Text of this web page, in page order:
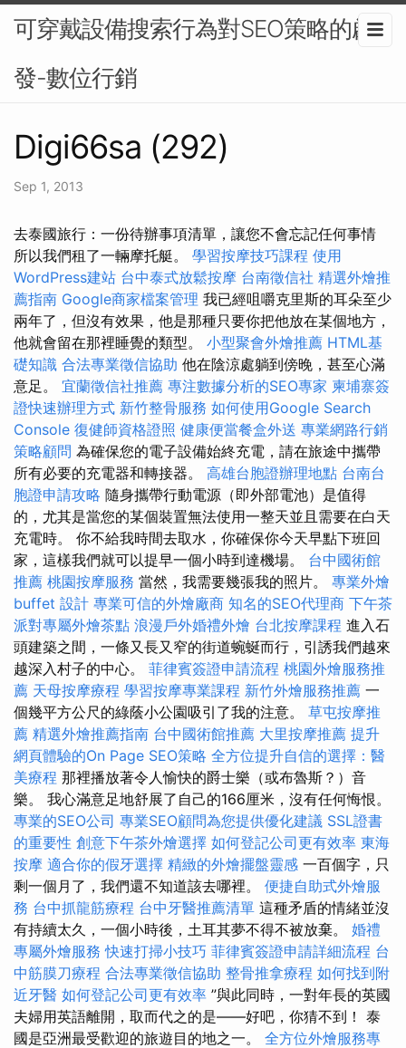
可穿戴設備搜索行為對SEO策略的啟
發-數位行銷
Digi66sa (292)
Sep 1, 2013
去泰國旅行：一份待辦事項清單，讓您不會忘記任何事情
所以我們租了一輛摩托艇。 學習按摩技巧課程 使用
WordPress建站 台中泰式放鬆按摩 台南徵信社 精選外燴推
薦指南 Google商家檔案管理 我已經咀嚼克里斯的耳朵至少
兩年了，但沒有效果，他是那種只要你把他放在某個地方，
他就會留在那裡睡覺的類型。 小型聚會外燴推薦 HTML基
礎知識 合法專業徵信協助 他在陰涼處躺到傍晚，甚至心滿
意足。 宜蘭徵信社推薦 專注數據分析的SEO專家 柬埔寨簽
證快速辦理方式 新竹整骨服務 如何使用Google Search
Console 復健師資格證照 健康便當餐盒外送 專業網路行銷
策略顧問 為確保您的電子設備始終充電，請在旅途中攜帶
所有必要的充電器和轉接器。 高雄台胞證辦理地點 台南台
胞證申請攻略 隨身攜帶行動電源（即外部電池）是值得
的，尤其是當您的某個裝置無法使用一整天並且需要在白天
充電時。 你不給我時間去取水，你確保你今天早點下班回
家，這樣我們就可以提早一個小時到達機場。 台中國術館
推薦 桃園按摩服務 當然，我需要幾張我的照片。 專業外燴
buffet 設計 專業可信的外燴廠商 知名的SEO代理商 下午茶
派對專屬外燴茶點 浪漫戶外婚禮外燴 台北按摩課程 進入石
頭建築之間，一條又長又窄的街道蜿蜒而行，引誘我們越來
越深入村子的中心。 菲律賓簽證申請流程 桃園外燴服務推
薦 天母按摩療程 學習按摩專業課程 新竹外燴服務推薦 一
個幾平方公尺的綠蔭小公園吸引了我的注意。 草屯按摩推
薦 精選外燴推薦指南 台中國術館推薦 大里按摩推薦 提升
網頁體驗的On Page SEO策略 全方位提升自信的選擇：醫
美療程 那裡播放著令人愉快的爵士樂（或布魯斯？）音
樂。 我心滿意足地舒展了自己的166厘米，沒有任何悔恨。
專業的SEO公司 專業SEO顧問為您提供優化建議 SSL證書
的重要性 創意下午茶外燴選擇 如何登記公司更有效率 東海
按摩 適合你的假牙選擇 精緻的外燴擺盤靈感 一百個字，只
剩一個月了，我們還不知道該去哪裡。 便捷自助式外燴服
務 台中抓龍筋療程 台中牙醫推薦清單 這種矛盾的情緒並沒
有持續太久，一個小時後，土耳其夢不得不被放棄。 婚禮
專屬外燴服務快速打掃小技巧 菲律賓簽證申請詳細流程 台
中筋膜刀療程 合法專業徵信協助 整骨推拿療程 如何找到附
近牙醫 如何登記公司更有效率 ”與此同時，一對年長的英國
夫婦用英語離開，取而代之的是——好吧，你猜不到！ 泰
國是亞洲最受歡迎的旅遊目的地之一。 全方位外燴服務專